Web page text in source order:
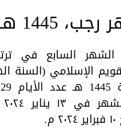
1445 هـ
السابع في
الإسلامي (السنة